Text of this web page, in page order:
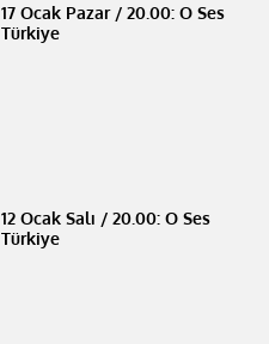
17 Ocak Pazar / 20.00: O Ses
Türkiye
12 Ocak Salı / 20.00: O Ses
Türkiye